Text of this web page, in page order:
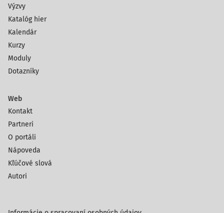
Výzvy
Katalóg hier
Kalendár
Kurzy
Moduly
Dotazníky
Web
Kontakt
Partneri
O portáli
Nápoveda
Kľúčové slová
Autori